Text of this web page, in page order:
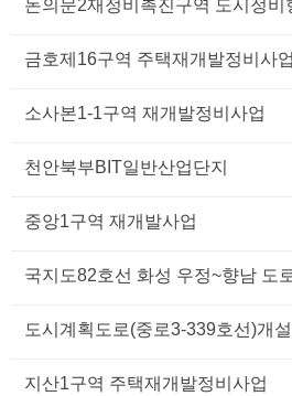
돈의문2재정비촉진구역 도시정비
금호제16구역 주택재개발정비사업
소사본1-1구역 재개발정비사업
천안북부BIT일반산업단지
중앙1구역 재개발사업
국지도82호선 화성 우정~향남 도
도시계획도로(중로3-339호선)개
지산1구역 주택재개발정비사업